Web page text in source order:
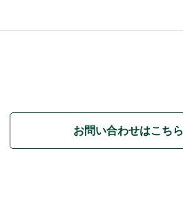
お問い合わせはこちら